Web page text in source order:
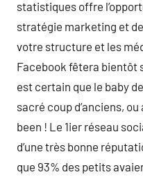
statistiques offre
stratégie marketing et
votre structure et les
Facebook fêtera bientôt
est certain que le baby
sacré coup d’anciens,
been ! Le 1ier réseau
d’une très bonne
que 93% des petits